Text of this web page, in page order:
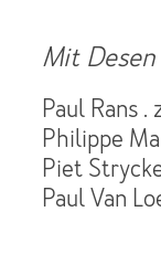
Mit
Paul Rans
Philippe
Piet
Paul Van